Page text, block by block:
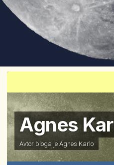
Agnes
Avtor bloga jeAgnes Karlo